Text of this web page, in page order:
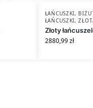
ŁAŃCUSZKI,
ŁAŃCUSZKI,
Złoty
2880,99zł